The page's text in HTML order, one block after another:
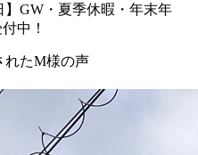
】GW・夏季休暇・年末年
中！
れたM様の声